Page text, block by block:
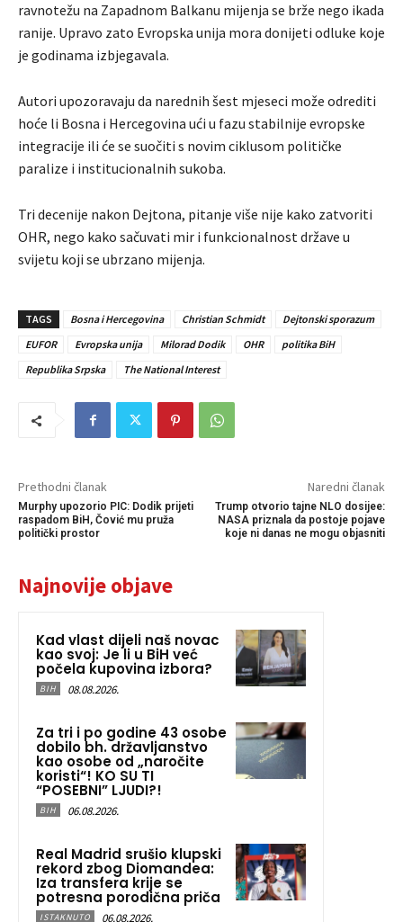
ravnotežu na Zapadnom Balkanu mijenja se brže nego ikada
ranije. Upravo zato Evropska unija mora donijeti odluke koje
je godinama izbjegavala.
Autori upozoravaju da narednih šest mjeseci može odrediti
hoće li Bosna i Hercegovina ući u fazu stabilnije evropske
integracije ili će se suočiti s novim ciklusom političke
paralize i institucionalnih sukoba.
Tri decenije nakon Dejtona, pitanje više nije kako zatvoriti
OHR, nego kako sačuvati mir i funkcionalnost države u
svijetu koji se ubrzano mijenja.
TAGS Bosna i Hercegovina Christian Schmidt
Dejtonski sporazum
EUFOR
Evropska unija Milorad Dodik OHR
politika BiH
Republika Srpska
The National Interest
Prethodni članak
Murphy upozorio PIC: Dodik prijeti
raspadom BiH, Čović mu pruža
politički prostor
Naredni članak
Trump otvorio tajne NLO dosijee:
NASA priznala da postoje pojave
koje ni danas ne mogu objasniti
Najnovije objave
Kad vlast dijeli naš novac
kao svoj: Je li u BiH već
počela kupovina izbora?
BIH 08.08.2026.
Za tri i po godine 43 osobe
dobilo bh. državljanstvo
kao osobe od „naročite
koristi“! KO SU TI
“POSEBNI” LJUDI?!
BIH 06.08.2026.
Real Madrid srušio klupski
rekord zbog Diomandea:
Iza transfera krije se
potresna porodična priča
ISTAKNUTO 06.08.2026.